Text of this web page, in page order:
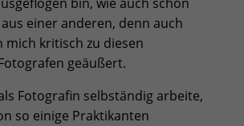
einer anderen, denn auch
kritisch zu diesen
geäußert.
Fotografin selbständig arbeite,
so einige Praktikanten